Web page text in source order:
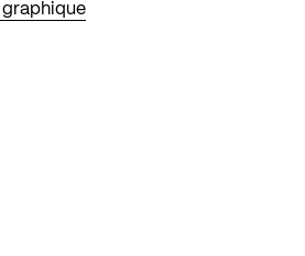
graphique